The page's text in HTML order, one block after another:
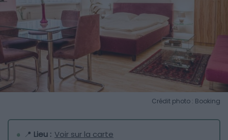
Crédit photo : Booking
📍 Lieu : Voir sur la carte